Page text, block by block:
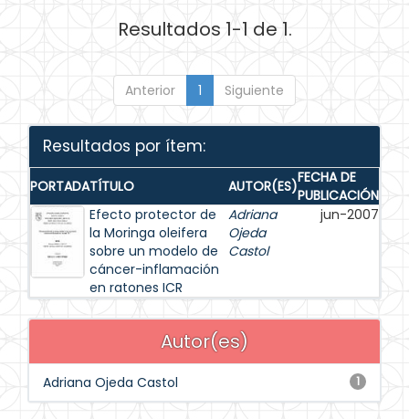
Resultados 1-1 de 1.
Anterior 1 Siguiente
Resultados por ítem:
PORTADATÍTULO AUTOR(ES)FECHA DE
PUBLICACIÓN
Efecto protector de
la Moringa oleifera
sobre un modelo de
cáncer-inflamación
en ratones ICR
Adriana
Ojeda
Castol
jun-2007
Autor(es)
1
Adriana Ojeda Castol